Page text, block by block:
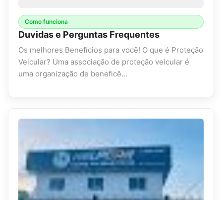
Como funciona
Duvidas e Perguntas Frequentes
Os melhores Benefícios para você! O que é Proteção
Veicular? Uma associação de proteção veicular é
uma organização de beneficê…